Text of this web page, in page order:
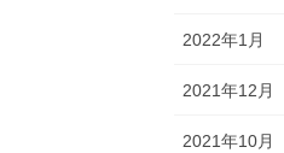
2022年1月
2021年12月
2021年10月